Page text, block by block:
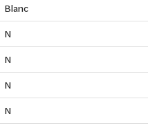
Blanc
N
N
N
N